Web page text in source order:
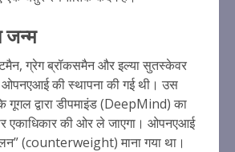
जन्म
ग्रेग ब्रॉकसमैन और इल्या सुतस्केवर
ओपनएआई की स्थापना की गई थी। उस
गूगल द्वारा डीपमाइंड (DeepMind) का
एकाधिकार की ओर ले जाएगा। ओपनएआई
(counterweight) माना गया था।